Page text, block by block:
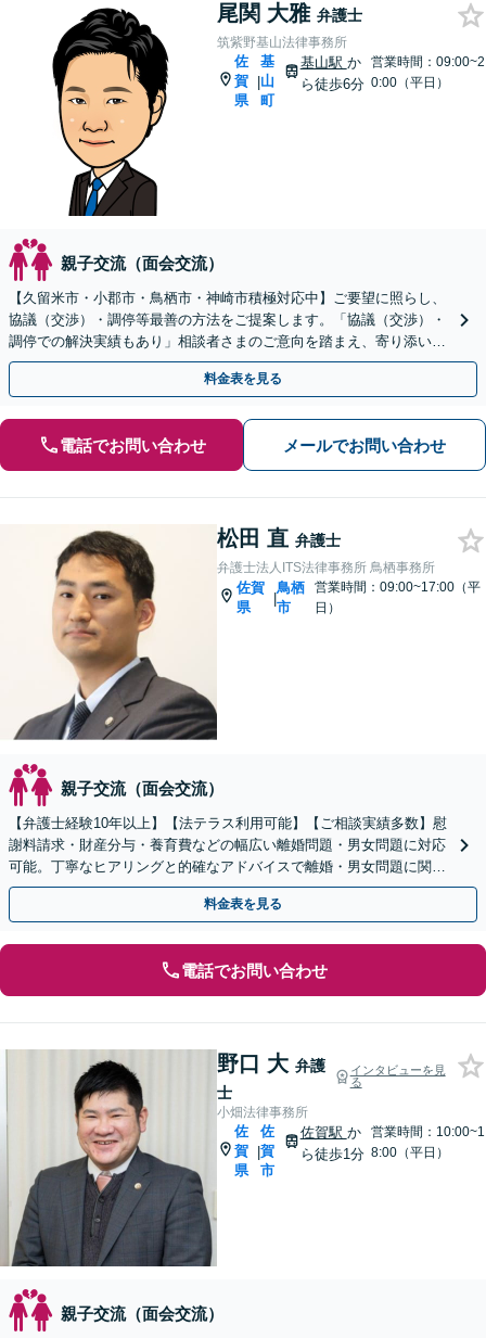
尾関 大雅 弁護士
筑紫野基山法律事務所
佐
賀
県
|
基
山
町
基山駅 か
ら徒歩6分
営業時間：09:00~2
0:00（平日）
親子交流（面会交流）
【久留米市・小郡市・鳥栖市・神崎市積極対応中】ご要望に照らし、
協議（交渉）・調停等最善の方法をご提案します。「協議（交渉）・
調停での解決実績もあり」相談者さまのご意向を踏まえ、寄り添い親
身に対応します【休日・夜間相談可】
料金表を見る
電話でお問い合わせ メールでお問い合わせ
松田 直 弁護士
弁護士法人ITS法律事務所 鳥栖事務所
佐賀
県
|
鳥栖
市
営業時間：09:00~17:00（平
日）
親子交流（面会交流）
【弁護士経験10年以上】【法テラス利用可能】【ご相談実績多数】慰
謝料請求・財産分与・養育費などの幅広い離婚問題・男女問題に対応
可能。丁寧なヒアリングと的確なアドバイスで離婚・男女問題に関す
る疑問を一つずつ解消します【初回のご相談30分無料】
料金表を見る
電話でお問い合わせ
野口 大 弁護
士
インタビューを見
る
小畑法律事務所
佐
賀
県
|
佐
賀
市
佐賀駅 か
ら徒歩1分
営業時間：10:00~1
8:00（平日）
親子交流（面会交流）